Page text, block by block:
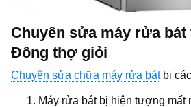
Chuyên sửa máy rửa bát
Đông thợ giỏi
Chuyên sửa chữa máy rửa bátbị
Máy rửa bát bị hiện tượng mất